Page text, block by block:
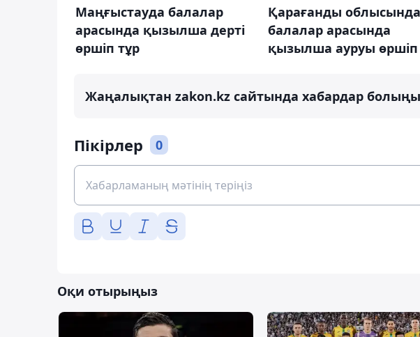
Маңғыстауда балалар
арасында қызылша дерті
өршіп тұр
Қарағанды облысында
балалар арасында
қызылша ауруы өршіп
Жаңалықтан zakon.kz сайтында хабардар
Пікірлер 0
Оқи отырыңыз